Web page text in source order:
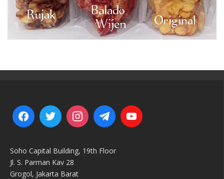
Soho Capital Building, 19th Floor
Jl. S. Parman Kav 28
Grogol, Jakarta Barat